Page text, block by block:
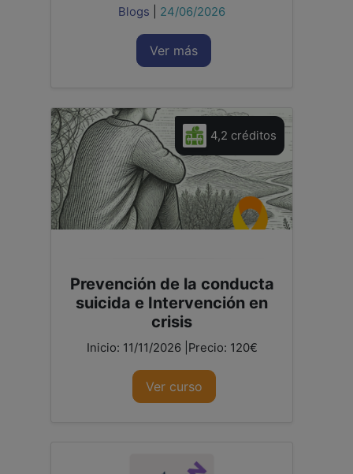
Blogs
24/06/2026
Ver más
4,2 créditos
Prevención de la conducta
suicida e Intervención en
crisis
Inicio: 11/11/2026 |Precio: 120€
Ver curso